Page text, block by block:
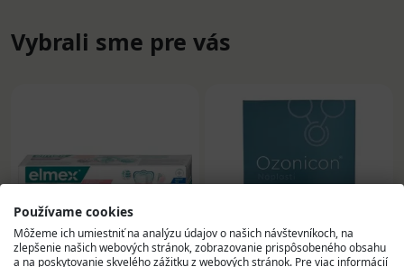
Vybrali sme pre vás
Používame cookies
Môžeme ich umiestniť na analýzu údajov o našich návštevníkoch, na
zlepšenie našich webových stránok, zobrazovanie prispôsobeného obsahu
a na poskytovanie skvelého zážitku z webových stránok. Pre viac informácií